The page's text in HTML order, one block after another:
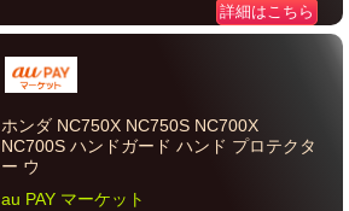
詳細はこちら
ホンダ NC750X NC750S NC700X
NC700S ハンドガード ハンド プロテクタ
ー ウ
au PAY マーケット